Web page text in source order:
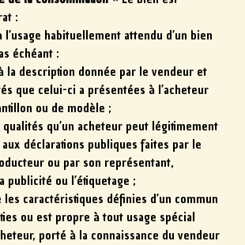
:
l’usage habituellement attendu d’un bien
échéant :
la description donnée par le vendeur et
que celui-ci a présentées à l’acheteur
ou de modèle ;
qu’un acheteur peut légitimement
déclarations publiques faites par le
ou par son représentant,
publicité ou l’étiquetage ;
les caractéristiques définies d’un commun
ou est propre à tout usage spécial
porté à la connaissance du vendeur